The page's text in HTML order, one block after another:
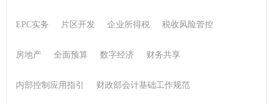
政策解读 法律法规 中级会计
银行业专业人员职业资格考试 一级建造师
注册会计师 会计职业道德 税务师 初级会计实务
EPC实务 片区开发 企业所得税 税收风险管控
房地产 全面预算 数字经济 财务共享
内部控制应用指引 财政部会计基础工作规范